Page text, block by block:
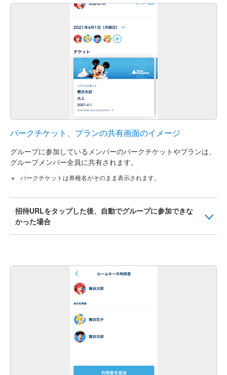
パークチケット、プランの共有画面のイメージ
グループに参加しているメンバーのパークチケットやプランは、
グループメンバー全員に共有されます。
パークチケットは券種名がそのまま表示されます。
招待URLをタップした後、自動でグループに参加できな
かった場合